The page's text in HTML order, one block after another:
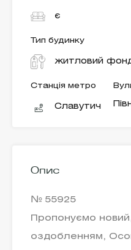
є
Тип будинку
житловий
Станція метро
Славутич
Опис
№ 55925
Пропонуємо
оздобленням,